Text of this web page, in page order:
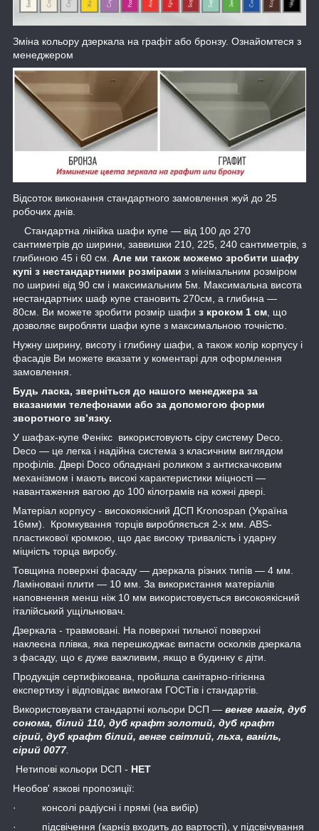
Зміна кольору дзеркала на графіт або бронзу. Ознайомтеся з
менеджером
Відсоток виконання стандартного замовлення жуй до 25
робочих днів.
Стандартна лінійка шафи купе — від 100 до 270
сантиметрів до ширини, заввишки 210, 225, 240 сантиметрів, з
глибиною 45 і 60 см. Але ми також можемо зробити шафу
купі з нестандартними розмірами з мінімальним розміром
по ширині від 90 см і максимальним 5м. Максимальна висота
нестандартних шаф купе становить 270см, а глибина —
80см. Ви можете зробити розмір шафи з кроком 1 см , що
дозволяє виробляти шафи купе з максимальною точністю.
Нужну ширину, висоту і глибину шафи, а також колір корпусу і
фасадів Ви можете вказати у коментарі для оформлення
замовлення.
Будь ласка, зверніться до нашого менеджера за
вказаними телефонами або за допомогою форми
зворотного зв’язку.
У шафах-купе Фенікс використовують сіру систему Deco.
Deco — це легка і надійна система з класичним виглядом
профілів. Двері Doco обладнані роликом з антискачковим
механізмом і мають високі характеристики міцності —
навантаження вагою до 100 кілограмів на кожні двері.
Матеріал корпусу - високоякісний ДСП Kronospan (Україна
16мм). Кромкування торців виробляється 2-х мм. ABS-
пластикової кромкою, що дає високу тривалість і ударну
міцність торца виробу.
Товщина поверхні фасаду — дзеркала різних типів — 4 мм.
Ламіновані плити — 10 мм. За використання матеріалів
наповнення менш ніж 10 мм використовується високоякісний
італійський ущільнювач.
Дзеркала - травмовані. На поверхні тильної поверхні
наклеєна плівка, яка перешкоджає випасти осколків дзеркала
з фасаду, що є дуже важливим, якщо в будинку є діти.
Продукція сертифікована, пройшла санітарно-гігієнна
експертизу і відповідає вимогам ГОСТів і стандартів.
Використовувати стандартні кольори DСП ― венге магія, дуб
сонома, білий 110, дуб крафт золотий, дуб крафт
сірий, дуб крафт білий, венге світлий, льха, ваніль,
сірий 0077.
Нетипові кольори DСП - НЕТ
Необов' язкові пропозиції:
· консолі радіусні і прямі (на вибір)
· підсвічення (карніз входить до вартості), у підсвічування